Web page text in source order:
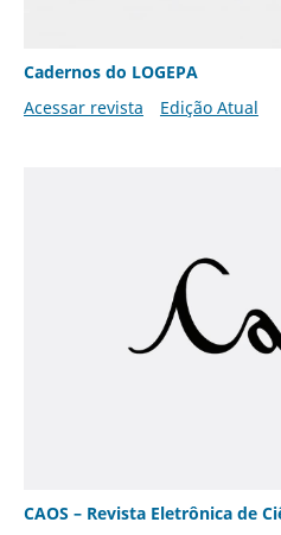
Cadernos do LOGEPA
Acessar revista
Edição Atual
CAOS – Revista Eletrônica de